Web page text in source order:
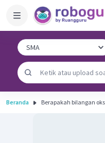
Beranda Berapakah bilangan